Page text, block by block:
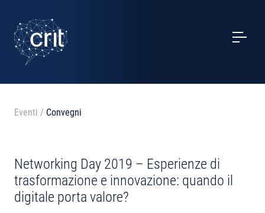
SERVIZI
CASI STUDIO
NOTIZIE
CHI SIAMO
Eventi / Convegni
Networking Day 2019 – Esperienze di
trasformazione e innovazione: quando il
digitale porta valore?